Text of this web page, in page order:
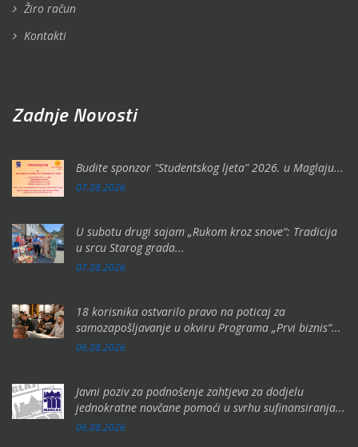
Žiro račun
Kontakti
Zadnje Novosti
Budite sponzor "Studentskog ljeta" 2026. u Maglaju...
07.08.2026
U subotu drugi sajam „Rukom kroz snove“: Tradicija
u srcu Starog grada...
07.08.2026
18 korisnika ostvarilo pravo na poticaj za
samozapošljavanje u okviru Programa „Prvi biznis“...
06.08.2026
Javni poziv za podnošenje zahtjeva za dodjelu
jednokratne novčane pomoći u svrhu sufinansiranja...
06.08.2026